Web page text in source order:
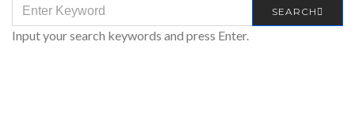
FOR:
SEARCH
Input your search keywords and press Enter.